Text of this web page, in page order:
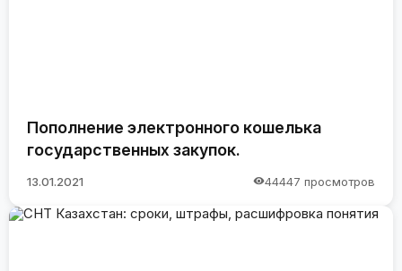
Пополнение электронного кошелька
государственных закупок.
13.01.2021 44447 просмотров